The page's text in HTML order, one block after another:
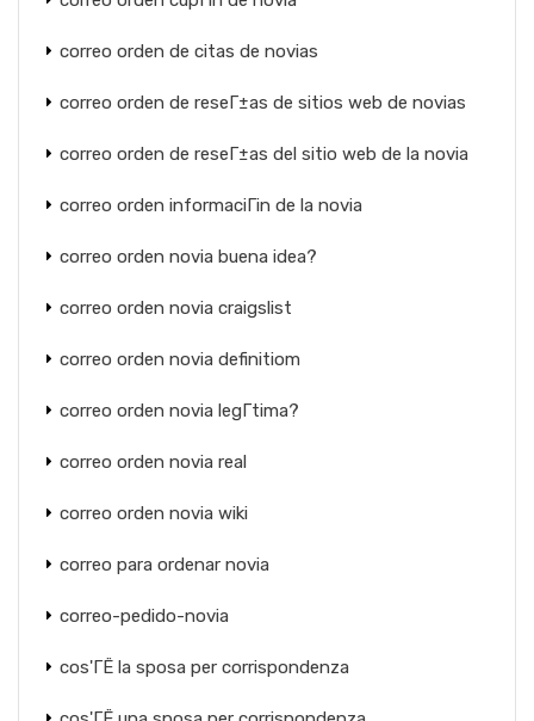
correo orden de citas de novias
correo orden de reseГ±as de sitios web de novias
correo orden de reseГ±as del sitio web de la novia
correo orden informaciГіn de la novia
correo orden novia buena idea?
correo orden novia craigslist
correo orden novia definitiom
correo orden novia legГ­tima?
correo orden novia real
correo orden novia wiki
correo para ordenar novia
correo-pedido-novia
cos'ГЁ la sposa per corrispondenza